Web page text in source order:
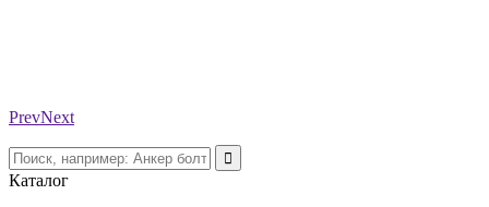
PrevNext
Каталог